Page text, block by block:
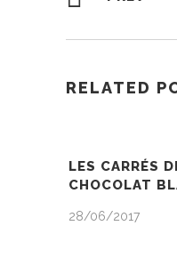
RELATED
LES CARRÉS
CHOCOLAT
28/06/2017